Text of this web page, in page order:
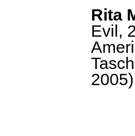
Rita
Evil,